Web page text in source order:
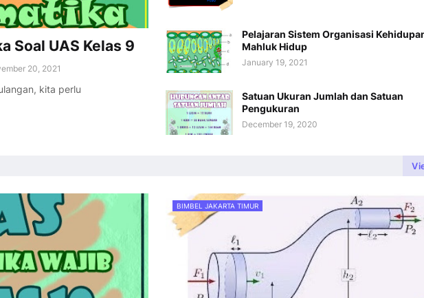
Soal UAS Kelas 9
20, 2021
kita perlu
Pelajaran Sistem Organisasi
Mahluk Hidup
January 19, 2021
Satuan Ukuran Jumlah dan Satuan
Pengukuran
December 19, 2020
BIMBEL JAKARTA TIMUR